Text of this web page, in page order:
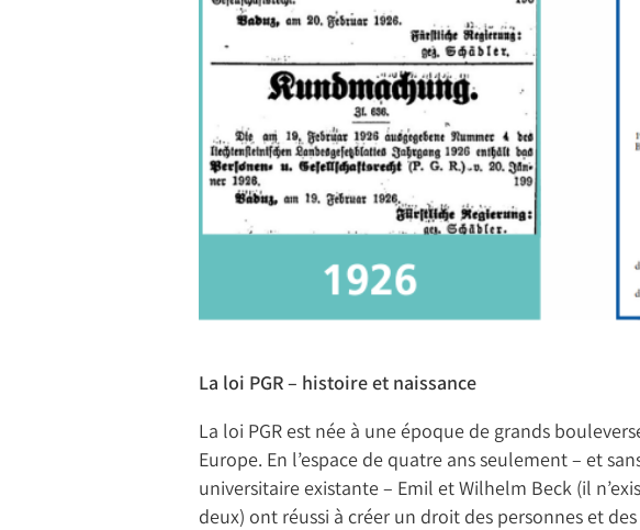
La loi PGR – histoire et naissance
La loi PGR est née à une époque de grands
Europe. En l’espace de quatre ans seulement – et
universitaire existante – Emil et Wilhelm Beck (il
deux) ont réussi à créer un droit des personnes et